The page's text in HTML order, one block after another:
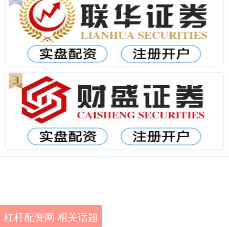
杠杆配资网 相关话题